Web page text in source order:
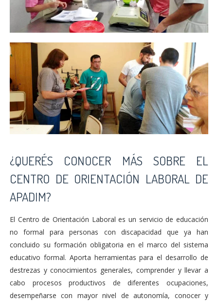
¿QUERÉS CONOCER MÁS SOBRE EL
CENTRO DE ORIENTACIÓN LABORAL DE
APADIM?
El Centro de Orientación Laboral es un servicio de educación
no formal para personas con discapacidad que ya han
concluido su formación obligatoria en el marco del sistema
educativo formal. Aporta herramientas para el desarrollo de
destrezas y conocimientos generales, comprender y llevar a
cabo procesos productivos de diferentes ocupaciones,
desempeñarse con mayor nivel de autonomía, conocer y